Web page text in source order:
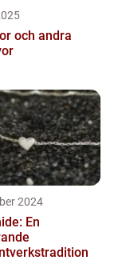
och andra
2024
En